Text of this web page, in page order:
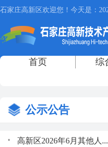
公示公告
. 高新区2026年6月其他人...